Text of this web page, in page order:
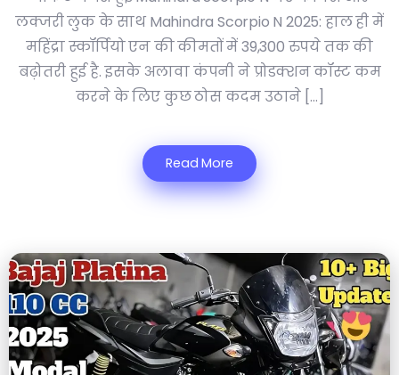
लक्जरी लुक के साथ Mahindra Scorpio N 2025: हाल ही में
महिंद्रा स्कॉर्पियो एन की कीमतों में 39,300 रुपये तक की
बढ़ोतरी हुई है. इसके अलावा कंपनी ने प्रोडक्शन कॉस्ट कम
करने के लिए कुछ ठोस कदम उठाने […]
Read More